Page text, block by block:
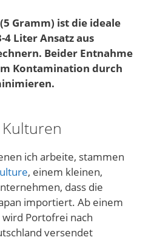
Gramm) ist die ideale
Liter Ansatz aus
Beider Entnahme
Kontamination durch
ich arbeite, stammen
, einem kleinen,
dass die
importiert. Ab einem
wird Portofrei nach
versendet